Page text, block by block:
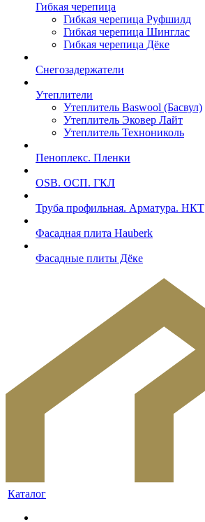
Гибкая черепица
Гибкая черепица Руфшилд
Гибкая черепица Шинглас
Гибкая черепица Дёке
Снегозадержатели
Утеплители
Утеплитель Baswool (Басвул)
Утеплитель Эковер Лайт
Утеплитель Технониколь
Пеноплекс. Пленки
OSB. ОСП. ГКЛ
Труба профильная. Арматура. НКТ
Фасадная плита Hauberk
Фасадные плиты Дёке
Каталог